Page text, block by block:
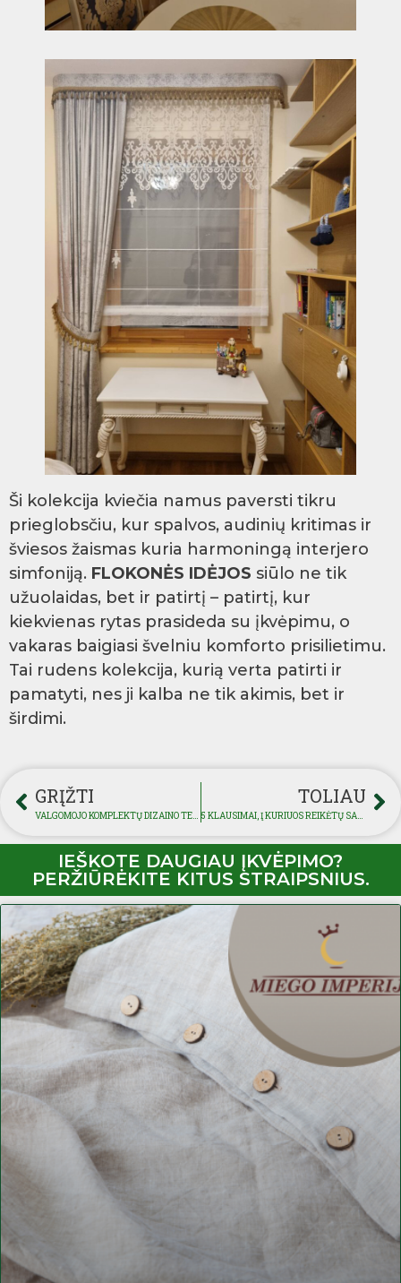
Ši kolekcija kviečia namus paversti tikru
prieglobsčiu, kur spalvos, audinių kritimas ir
šviesos žaismas kuria harmoningą interjero
simfoniją. FLOKONĖS IDĖJOS siūlo ne tik
užuolaidas, bet ir patirtį – patirtį, kur
kiekvienas rytas prasideda su įkvėpimu, o
vakaras baigiasi švelniu komforto prisilietimu.
Tai rudens kolekcija, kurią verta patirti ir
pamatyti, nes ji kalba ne tik akimis, bet ir
širdimi.
GRĮŽTI
VALGOMOJO KOMPLEKTŲ DIZAINO TENDENCIJOS 2025-IEMS METAMS
TOLIAU
5 KLAUSIMAI, Į KURIUOS REIKĖTŲ SAU ATSAKYTI RENKANTIS LAUKO BALDUS
IEŠKOTE DAUGIAU ĮKVĖPIMO?
PERŽIŪRĖKITE KITUS STRAIPSNIUS.